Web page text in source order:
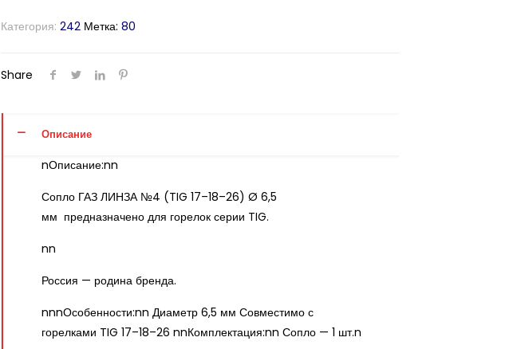
Категория:242 Метка:80
Share
Описание
nОписание:nn
Сопло ГАЗ ЛИНЗА №4 (TIG 17–18–26) Ø 6,5
мм предназначено для горелок серии TIG.
nn
Россия — родина бренда.
nnnОсобенности:nn Диаметр 6,5 мм Совместимо с
горелками TIG 17–18–26 nnКомплектация:nn Сопло — 1 шт.n